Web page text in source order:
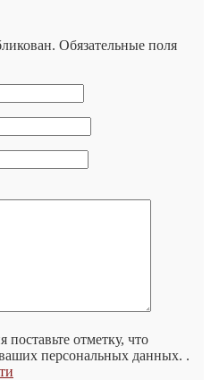
Обязательные поля
отметку, что
персональных данных. .